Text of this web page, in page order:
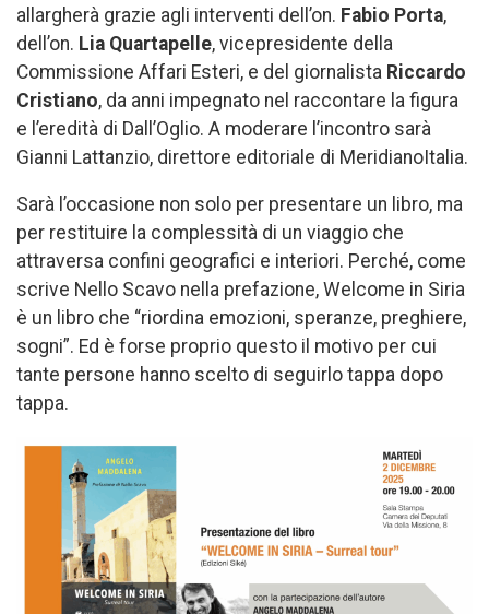
allargherà grazie agli interventi dell’on. Fabio Porta,
dell’on. Lia Quartapelle, vicepresidente della
Commissione Affari Esteri, e del giornalista Riccardo
Cristiano, da anni impegnato nel raccontare la figura
e l’eredità di Dall’Oglio. A moderare l’incontro sarà
Gianni Lattanzio, direttore editoriale di MeridianoItalia.
Sarà l’occasione non solo per presentare un libro, ma
per restituire la complessità di un viaggio che
attraversa confini geografici e interiori. Perché, come
scrive Nello Scavo nella prefazione, Welcome in Siria
è un libro che “riordina emozioni, speranze, preghiere,
sogni”. Ed è forse proprio questo il motivo per cui
tante persone hanno scelto di seguirlo tappa dopo
tappa.